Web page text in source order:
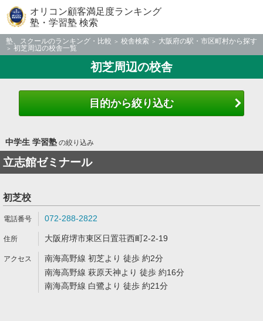
オリコン顧客満足度ランキング
塾・学習塾 検索
塾、スクールのランキング・比較 校舎検索
大阪府の駅・市区町村から探す
初芝周辺の校舎一覧
初芝周辺の校舎
目的から絞り込む
中学生 学習塾の絞り込み
立志館ゼミナール
初芝校
072-288-2822
大阪府堺市東区日置荘西町2-2-19
南海高野線 初芝より 徒歩 約2分
南海高野線 萩原天神より 徒歩 約16分
南海高野線 白鷺より 徒歩 約21分